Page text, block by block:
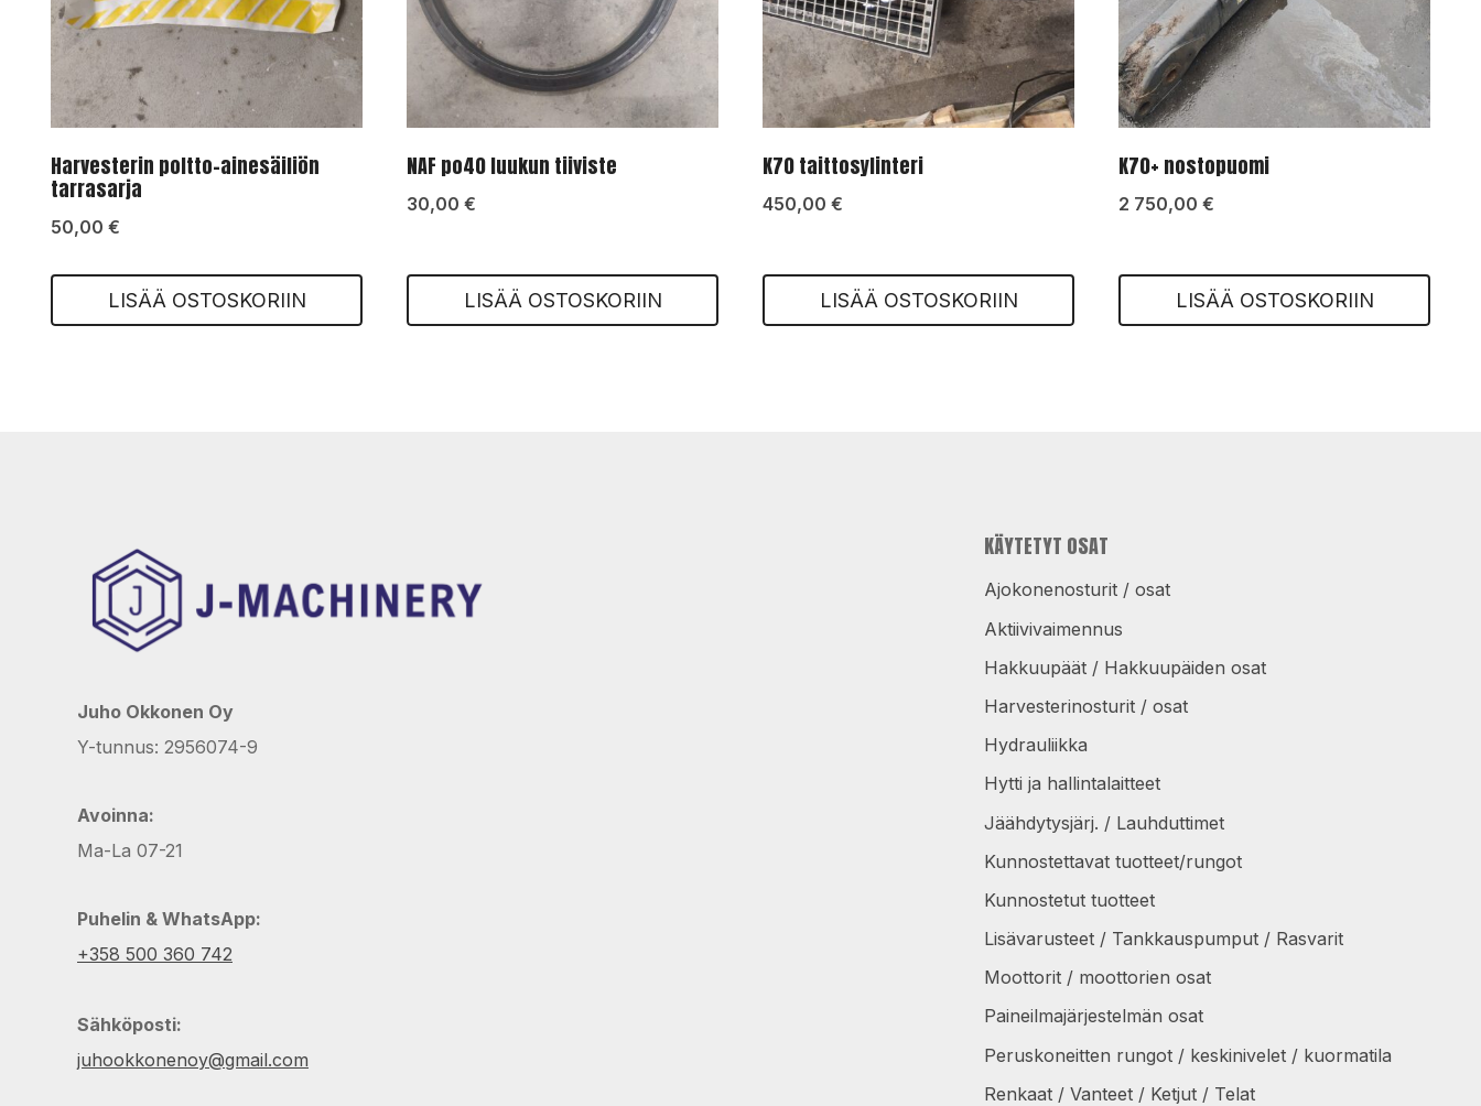
Harvesterin poltto-ainesäiliön
tarrasarja
50,00 €
LISÄÄ OSTOSKORIIN
NAF po40 luukun tiiviste
30,00 €
LISÄÄ OSTOSKORIIN
K70 taittosylinteri
450,00 €
LISÄÄ OSTOSKORIIN
K70+ nostopuomi
2 750,00 €
LISÄÄ OSTOSKORIIN
Juho Okkonen Oy
Y-tunnus: 2956074-9
Avoinna:
Ma-La 07-21
Puhelin & WhatsApp:
+358 500 360 742
Sähköposti:
juhookkonenoy@gmail.com
KÄYTETYT OSAT
Ajokonenosturit / osat
Aktiivivaimennus
Hakkuupäät / Hakkuupäiden osat
Harvesterinosturit / osat
Hydrauliikka
Hytti ja hallintalaitteet
Jäähdytysjärj. / Lauhduttimet
Kunnostettavat tuotteet/rungot
Kunnostetut tuotteet
Lisävarusteet / Tankkauspumput / Rasvarit
Moottorit / moottorien osat
Paineilmajärjestelmän osat
Peruskoneitten rungot / keskinivelet / kuormatila
Renkaat / Vanteet / Ketjut / Telat